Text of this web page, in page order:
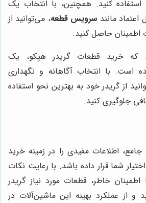
کنید. همچنین، با انتخاب یک
اعتماد مانند سرویس قطعه، می‌توانید از
حاصل کنید.
که خرید قطعات گریدر هپکو، یک
است. با انتخاب آگاهانه و نگهداری
از گریدر خود به بهترین نحو استفاده
جلوگیری کنید.
جامع، اطلاعات مفیدی را در زمینه خرید
شما قرار داده باشد. با رعایت نکات
اطمینان خاطر، قطعات مورد نیاز گریدر
و از عملکرد بهینه این ماشین‌آلات در